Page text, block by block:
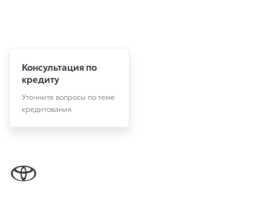
Консультация по
кредиту
Уточните вопросы по теме
кредитования